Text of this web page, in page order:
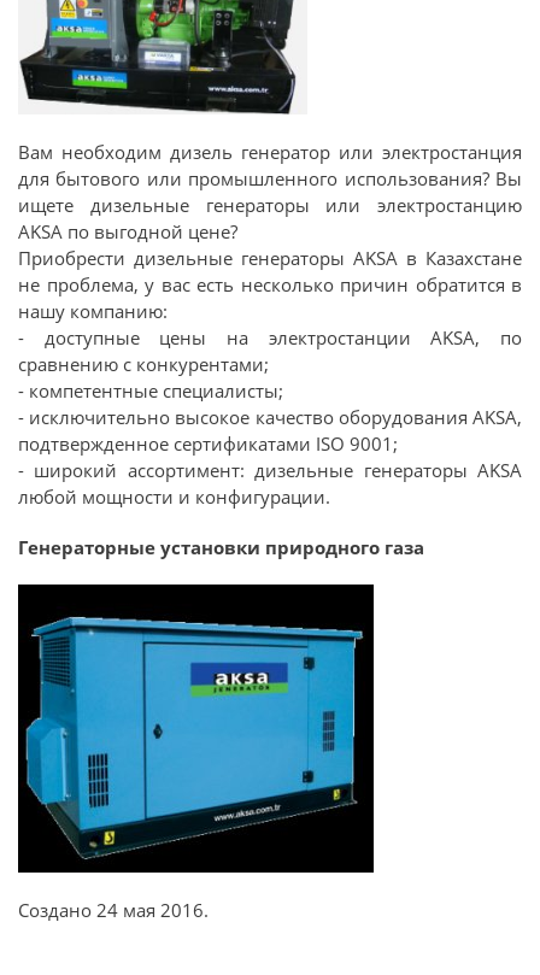
Вам необходим дизель генератор или электростанция
для бытового или промышленного использования? Вы
ищете дизельные генераторы или электростанцию
AKSA по выгодной цене?
Приобрести дизельные генераторы AKSA в Казахстане
не проблема, у вас есть несколько причин обратится в
нашу компанию:
- доступные цены на электростанции AKSA, по
сравнению с конкурентами;
- компетентные специалисты;
- исключительно высокое качество оборудования AKSA,
подтвержденное сертификатами ISO 9001;
- широкий ассортимент: дизельные генераторы AKSA
любой мощности и конфигурации.
Генераторные установки природного газа
Создано 24 мая 2016.